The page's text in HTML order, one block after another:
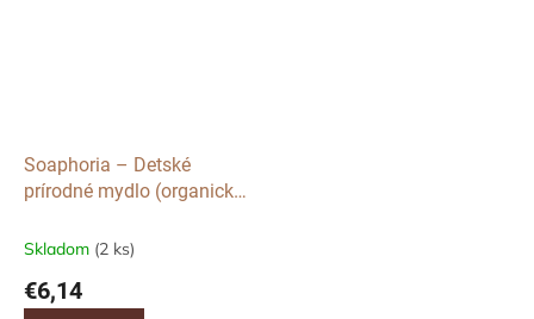
Soaphoria – Detské
prírodné mydlo (organické),
Skladom (2 ks)
€6,14